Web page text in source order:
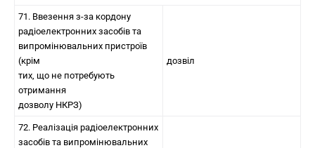
71. Ввезення з-за кордону
радіоелектронних засобів та
випромінювальних пристроїв
(крім
тих, що не потребують
отримання
дозволу НКРЗ)
дозвіл
72. Реалізація радіоелектронних
засобів та випромінювальних